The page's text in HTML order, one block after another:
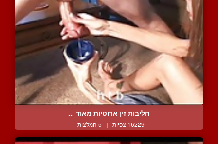
חליבות זין ארוטיות מאוד ...
16229 צפיות | 5 המלצות